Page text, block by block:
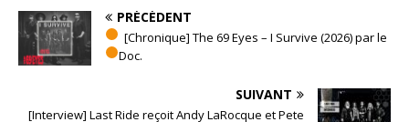
PRÉCÉDENT
[Chronique] The 69 Eyes – I Survive (2026) par le
Doc.
SUIVANT
[Interview] Last Ride reçoit Andy LaRocque et Pete